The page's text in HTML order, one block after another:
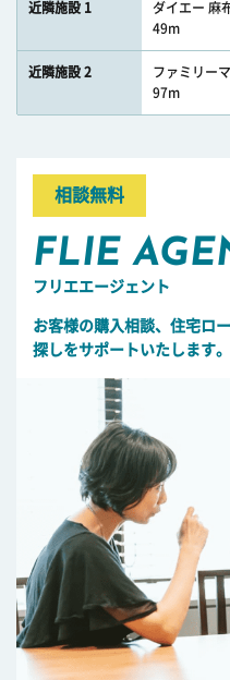
近隣施設 1
ダイエー 麻
49m
近隣施設 2
ファミリー
97m
相談無料
FLIE
フリエエージェント
お客様の購入相談、住宅ロ
探しをサポートいたします。